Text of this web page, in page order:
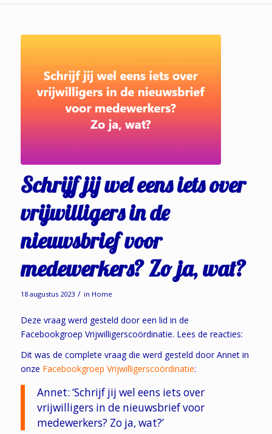
Schrijf jij wel eens iets over
vrijwilligers in de
nieuwsbrief voor
medewerkers? Zo ja, wat?
18 augustus 2023 / in Home
Deze vraag werd gesteld door een lid in de
Facebookgroep Vrijwilligerscoördinatie. Lees de reacties:
Dit was de complete vraag die werd gesteld door Annet in
onze Facebookgroep Vrijwilligerscoördinatie:
Annet: ‘Schrijf jij wel eens iets over
vrijwilligers in de nieuwsbrief voor
medewerkers? Zo ja, wat?’